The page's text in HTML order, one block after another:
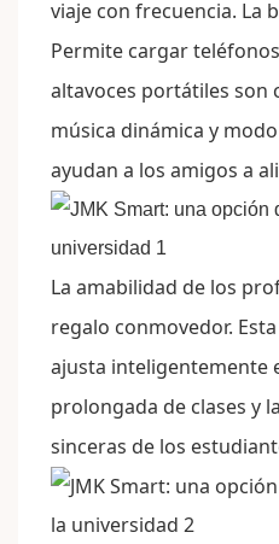
viaje con frecuencia. La
Permite cargar
altavoces portátiles son
música dinámica y
ayudan a los amigos a
La amabilidad de los
regalo conmovedor.
ajusta inteligentemente
prolongada de clases y
sinceras de los